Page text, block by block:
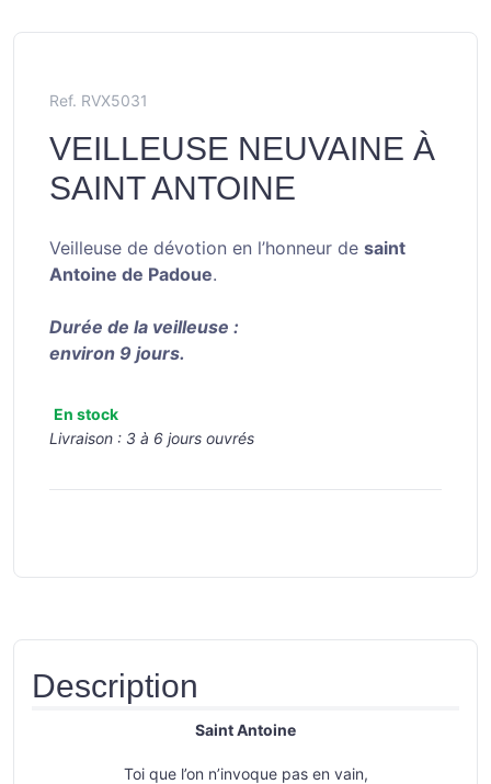
Ref. RVX5031
VEILLEUSE NEUVAINE À
SAINT ANTOINE
Veilleuse de dévotion en l’honneur de saint
Antoine de Padoue.
Durée de la veilleuse :
environ 9 jours.
En stock
Livraison : 3 à 6 jours ouvrés
Description
Saint Antoine
Toi que l’on n’invoque pas en vain,